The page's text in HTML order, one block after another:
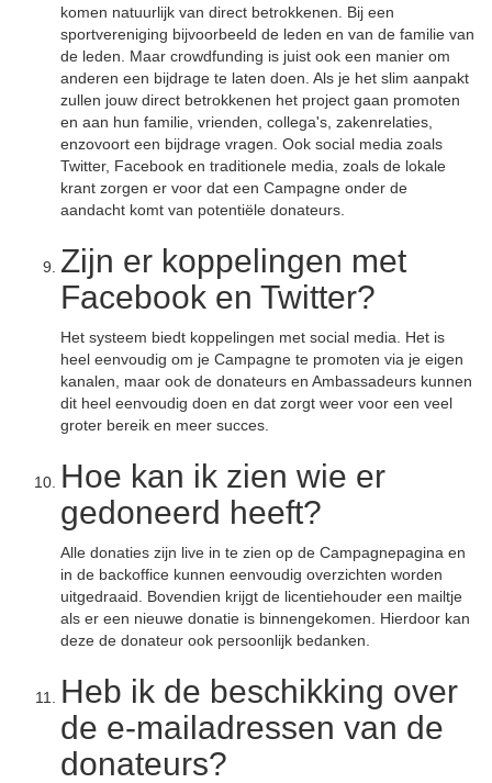
komen natuurlijk van direct betrokkenen. Bij een
sportvereniging bijvoorbeeld de leden en van de familie van
de leden. Maar crowdfunding is juist ook een manier om
anderen een bijdrage te laten doen. Als je het slim aanpakt
zullen jouw direct betrokkenen het project gaan promoten
en aan hun familie, vrienden, collega's, zakenrelaties,
enzovoort een bijdrage vragen. Ook social media zoals
Twitter, Facebook en traditionele media, zoals de lokale
krant zorgen er voor dat een Campagne onder de
aandacht komt van potentiële donateurs.
Zijn er koppelingen met
Facebook en Twitter?
Het systeem biedt koppelingen met social media. Het is
heel eenvoudig om je Campagne te promoten via je eigen
kanalen, maar ook de donateurs en Ambassadeurs kunnen
dit heel eenvoudig doen en dat zorgt weer voor een veel
groter bereik en meer succes.
Hoe kan ik zien wie er
gedoneerd heeft?
Alle donaties zijn live in te zien op de Campagnepagina en
in de backoffice kunnen eenvoudig overzichten worden
uitgedraaid. Bovendien krijgt de licentiehouder een mailtje
als er een nieuwe donatie is binnengekomen. Hierdoor kan
deze de donateur ook persoonlijk bedanken.
Heb ik de beschikking over
de e-mailadressen van de
donateurs?